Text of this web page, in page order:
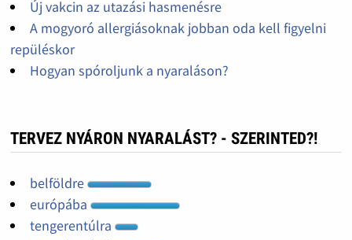
Új vakcin az utazási hasmenésre
A mogyoró allergiásoknak jobban oda kell figyelni
repüléskor
Hogyan spóroljunk a nyaraláson?
TERVEZ NYÁRON NYARALÁST? - SZERINTED?!
belföldre
európába
tengerentúlra